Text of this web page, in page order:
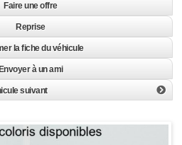
Faire une offre
Reprise
la fiche du véhicule
Envoyer à un ami
suivant